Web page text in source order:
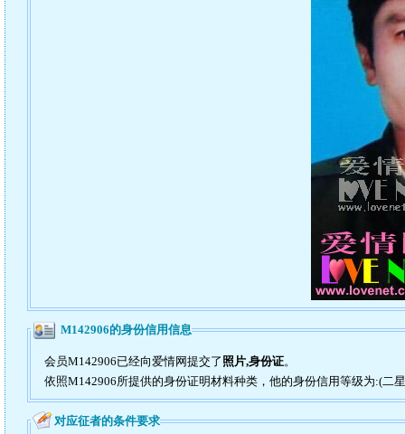
M142906的身份信用信息
会员M142906已经向爱情网提交了 照片,身份证。
依照M142906所提供的身份证明材料种类，他的身份信用等级为:(二
对应征者的条件要求